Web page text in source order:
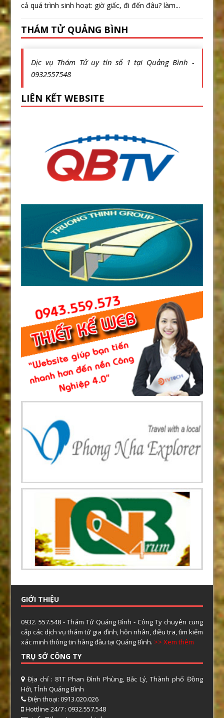
cả quá trình sinh hoạt: giờ giấc, đi đến đâu? làm...
THÁM TỬ QUẢNG BÌNH
Dịc vụ Thám Tử uy tín số 1 tại Quảng Bình -
0932557548
LIÊN KẾT WEBSITE
GIỚI THIỆU
0932. 557.548 - Thám Tử Quảng Bình - Công Ty chuyên cung
cấp các dịch vụ thám tử gia đình, hôn nhân, điều tra, tìm kiếm
xác minh thông tin hàng đầu tại Quảng Bình. >> Xem thêm
TRỤ SỞ CÔNG TY
Địa chỉ : 81T Phan Đình Phùng, Bắc Lý, Thành phố Đồng
Hới, TỈnh Quảng Bình
Điện thoại: 0913.020.026
Hottline 24/7 : 0932.557.548